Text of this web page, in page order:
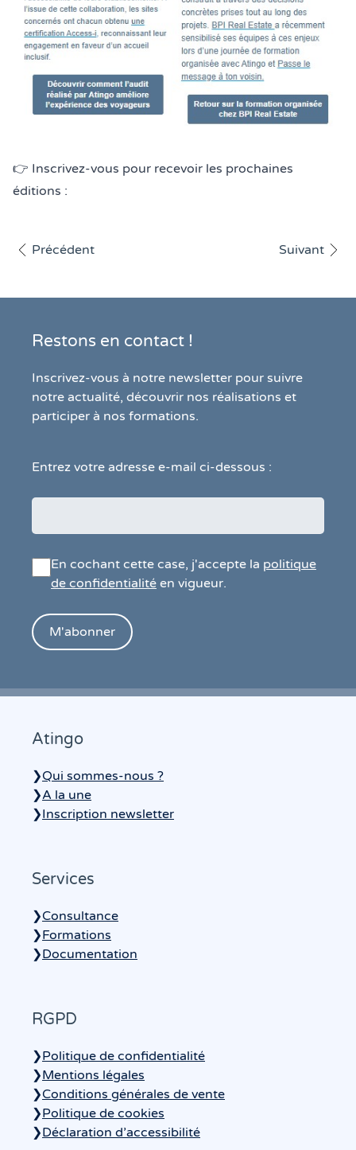
👉 Inscrivez-vous pour recevoir les prochaines
éditions :
Afficher l'article
Précédent Afficher
Suivant
Restons en contact !
Inscrivez-vous à notre newsletter pour suivre
notre actualité, découvrir nos réalisations et
participer à nos formations.
Entrez votre adresse e-mail ci-dessous :
En cochant cette case, j'accepte la politique
de confidentialité en vigueur.
Atingo
❯Qui sommes-nous ?
❯A la une
❯Inscription newsletter
Services
❯Consultance
❯Formations
❯Documentation
RGPD
❯Politique de confidentialité
❯Mentions légales
❯Conditions générales de vente
❯Politique de cookies
❯Déclaration d’accessibilité